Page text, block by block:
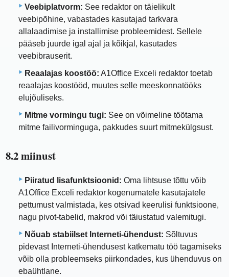
Veebiplatvorm: See redaktor on täielikult
veebipõhine, vabastades kasutajad tarkvara
allalaadimise ja installimise probleemidest. Sellele
pääseb juurde igal ajal ja kõikjal, kasutades
veebibrauserit.
Reaalajas koostöö: A1Office Exceli redaktor toetab
reaalajas koostööd, muutes selle meeskonnatööks
elujõuliseks.
Mitme vormingu tugi: See on võimeline töötama
mitme failivorminguga, pakkudes suurt mitmekülgsust.
8.2 miinust
Piiratud lisafunktsioonid: Oma lihtsuse tõttu võib
A1Office Exceli redaktor kogenumatele kasutajatele
pettumust valmistada, kes otsivad keerulisi funktsioone,
nagu pivot-tabelid, makrod või täiustatud valemitugi.
Nõuab stabiilset Interneti-ühendust: Sõltuvus
pidevast Interneti-ühendusest katkematu töö tagamiseks
võib olla probleemseks piirkondades, kus ühenduvus on
ebaühtlane.